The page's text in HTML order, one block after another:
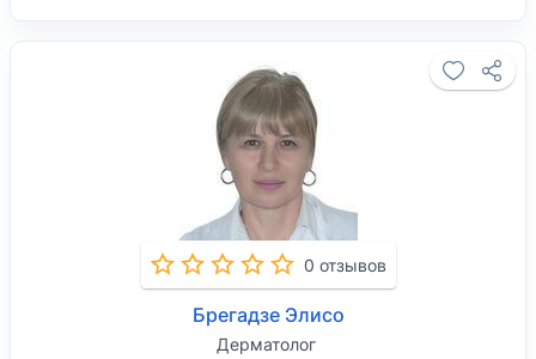
0 отзывов
Брегадзе Элисо
Дерматолог